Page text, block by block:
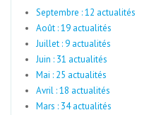
Septembre : 12 actualités
Août : 19 actualités
Juillet : 9 actualités
Juin : 31 actualités
Mai : 25 actualités
Avril : 18 actualités
Mars : 34 actualités